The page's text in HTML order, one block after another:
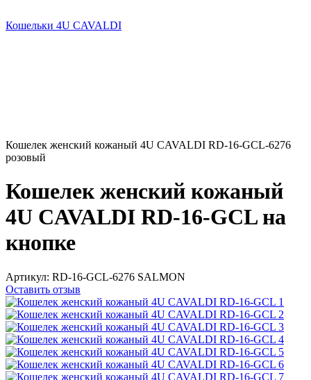
Кошельки 4U CAVALDI
Кошелек женский кожаный 4U CAVALDI RD-16-GCL-6276
розовый
Кошелек женский кожаный
4U CAVALDI RD-16-GCL на
кнопке
Артикул: RD-16-GCL-6276 SALMON
Оставить отзыв